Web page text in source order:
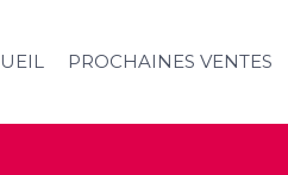
PROCHAINES VENTES